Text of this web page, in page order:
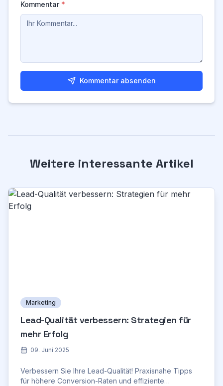
Kommentar *
Kommentar absenden
Weitere interessante Artikel
Marketing
Lead-Qualität verbessern: Strategien für
mehr Erfolg
09. Juni 2025
Verbessern Sie Ihre Lead-Qualität! Praxisnahe Tipps
für höhere Conversion-Raten und effiziente